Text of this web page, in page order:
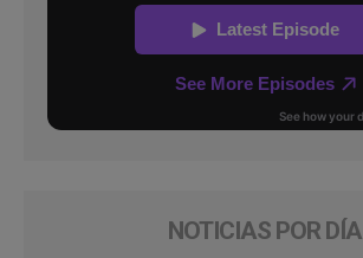
NOTICIAS POR DÍA